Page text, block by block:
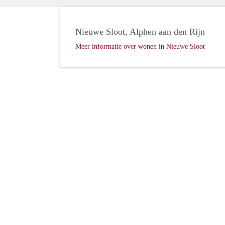
Nieuwe Sloot, Alphen aan den Rijn
Meer informatie over wonen in Nieuwe Sloot